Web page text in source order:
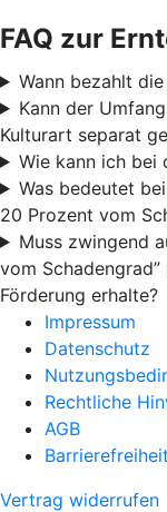
FAQ zur
Wann bezahlt
Kann der
Kulturart separat
Wie kann ich bei
Was bedeutet
20 Prozent vom
Muss zwingend
vom
Förderung erhalte?
Impressum
Datenschutz
Rechtliche
AGB
Barrierefreiheit
Vertrag widerrufen